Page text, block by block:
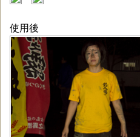
使用後